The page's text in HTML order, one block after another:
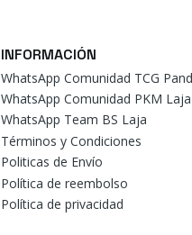
INFORMACIÓN
WhatsApp Comunidad TCG
WhatsApp Comunidad PKM Laja
WhatsApp Team BS Laja
Términos y Condiciones
Politicas de Envío
Política de reembolso
Política de privacidad